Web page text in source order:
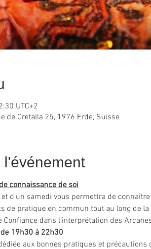
UTC+2
de Cretalla 25, 1976 Erde, Suisse
connaissance de soi
et d'un samedi vous permettra de
de pratique en commun tout au long de
dans l’interprétation des
19h30 à 22h30
aux bonnes pratiques et